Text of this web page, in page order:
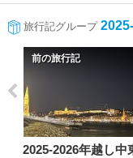
旅行記グループ
前の旅行記
2025-2026年越し中